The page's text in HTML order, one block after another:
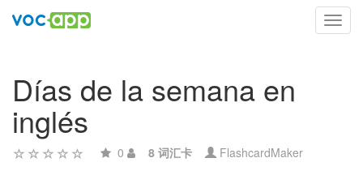
Días de la semana en
inglés
0 8 词汇卡 FlashcardMaker